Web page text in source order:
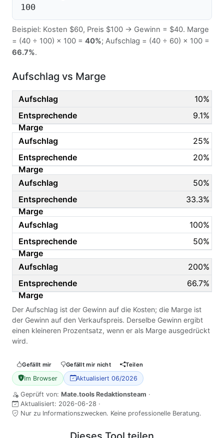
100
Beispiel: Kosten $60, Preis $100 → Gewinn = $40. Marge
= (40 ÷ 100) × 100 = 40%; Aufschlag = (40 ÷ 60) × 100 =
66.7%.
Aufschlag vs Marge
10%
9.1%
25%
20%
50%
33.3%
100%
50%
200%
66.7%
Der Aufschlag ist der Gewinn auf die Kosten; die Marge ist
der Gewinn auf den Verkaufspreis. Derselbe Gewinn ergibt
einen kleineren Prozentsatz, wenn er als Marge ausgedrückt
wird.
Gefällt mir Gefällt mir nicht Teilen
Im Browser Aktualisiert 06/2026
Geprüft von: Mate.tools Redaktionsteam ·
Aktualisiert: 2026-06-28 ·
Nur zu Informationszwecken. Keine professionelle Beratung.